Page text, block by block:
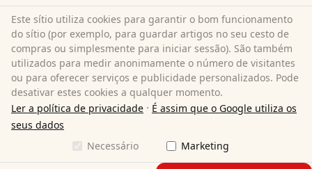
Sleezzz GmbH
Grebbener Str. 7
52525 Heinsberg
Alemanha
E-Mail:customer-service@matratzen.discount
Todos os preços incluem IVA.
Este sítio utiliza cookies para garantir o bom funcionamento
do sítio (por exemplo, para guardar artigos no seu cesto de
compras ou simplesmente para iniciar sessão). São também
utilizados para medir anonimamente o número de visitantes
ou para oferecer serviços e publicidade personalizados. Pode
desativar estes cookies a qualquer momento.
Ler a política de privacidade · É assim que o Google utiliza os
seus dados
Necessário
Marketing